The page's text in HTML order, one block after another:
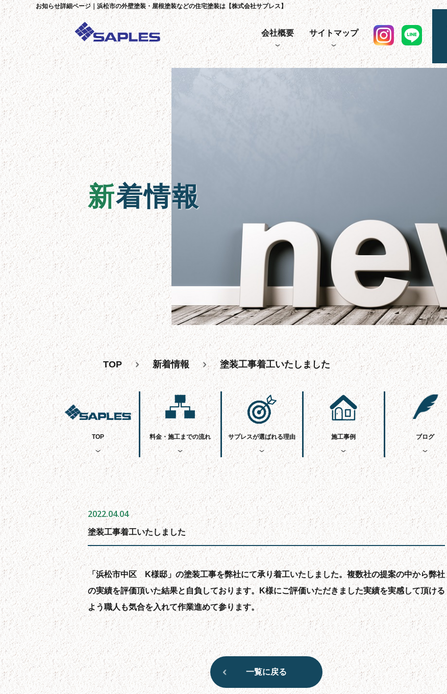
お知らせ詳細ページ｜浜松市の外壁塗装・屋根塗装などの住宅塗装は【株式会社サプレス】
会社概要 サイトマップ
新着情報
TOP 新着情報 塗装工事着工いたしました
TOP 料金・施工までの流れ サプレスが選ばれる理由 施工事例 ブログ
2022.04.04
塗装工事着工いたしました
「浜松市中区 K様邸」の塗装工事を弊社にて承り着工いたしました。複数社の提案の中から弊社
の実績を評価頂いた結果と自負しております。K様にご評価いただきました実績を実感して頂ける
よう職人も気合を入れて作業進めて参ります。
一覧に戻る